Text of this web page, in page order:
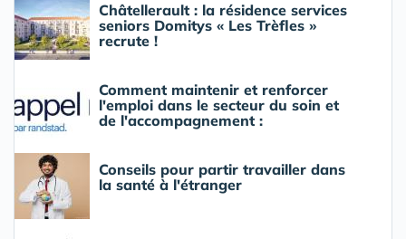
Châtellerault : la résidence services
seniors Domitys « Les Trèfles »
recrute !
Comment maintenir et renforcer
l'emploi dans le secteur du soin et
de l'accompagnement :
Conseils pour partir travailler dans
la santé à l'étranger